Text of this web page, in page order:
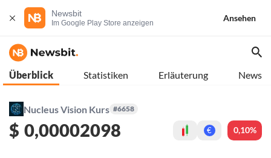
Newsbit
Im Google Play Store anzeigen
Ansehen
Überblick Statistiken Erläuterung News
Nucleus Vision Kurs #6658
$ 0,00002098 € 0,10%